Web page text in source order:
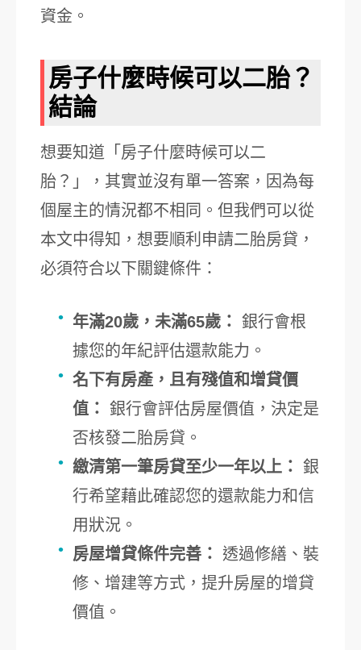
資金。
房子什麼時候可以二胎？
結論
想要知道「房子什麼時候可以二
胎？」，其實並沒有單一答案，因為每
個屋主的情況都不相同。但我們可以從
本文中得知，想要順利申請二胎房貸，
必須符合以下關鍵條件：
年滿20歲，未滿65歲： 銀行會根
據您的年紀評估還款能力。
名下有房產，且有殘值和增貸價
值： 銀行會評估房屋價值，決定是
否核發二胎房貸。
繳清第一筆房貸至少一年以上： 銀
行希望藉此確認您的還款能力和信
用狀況。
房屋增貸條件完善：
透過修繕、裝
修、增建等方式，提升房屋的增貸
價值。